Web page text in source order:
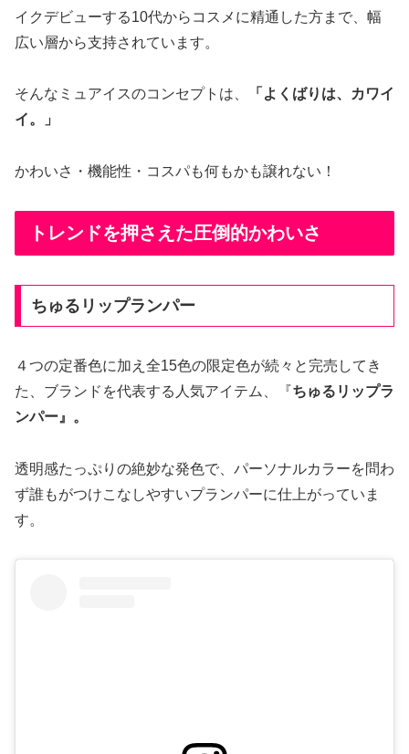
イクデビューする10代からコスメに精通した方まで、幅
広い層から支持されています。
そんなミュアイスのコンセプトは、
「よくばりは、カワイ
イ。」
かわいさ・機能性・コスパも何もかも譲れない！
トレンドを押さえた圧倒的かわいさ
ちゅるリップランパー
４つの定番色に加え全15色の限定色が続々と完売してき
た、ブランドを代表する人気アイテム、『ちゅるリップラ
ンパー』。
透明感たっぷりの絶妙な発色で、パーソナルカラーを問わ
ず誰もがつけこなしやすいプランパーに仕上がっていま
す。